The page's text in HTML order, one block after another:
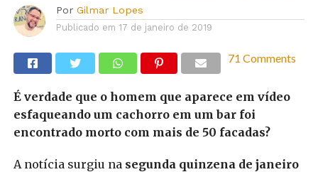
Por Gilmar Lopes
Publicado em 17 de janeiro de 2019
71 Comments
É verdade que o homem que aparece em vídeo
esfaqueando um cachorro em um bar foi
encontrado morto com mais de 50 facadas?
A notícia surgiu na segunda quinzena de janeiro